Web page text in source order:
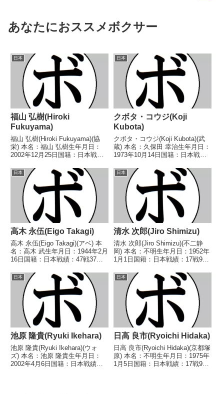
あなたにおススメボクサー
日本
福山 弘樹(Hiroki
Fukuyama)
福山 弘樹(Hiroki Fukuyama)(協
栄) 本名：福山 弘樹生年月日：
2002年12月25日国籍：日本戦
なし 【戦歴】2022/09/11 ○4R
判定 3-0(39-37、39-37、39-37)...
日本
クボタ・コウジ(Koji
Kubota)
クボタ・コウジ(Koji Kubota)(武
蔵) 本名：久保田 幸治生年月日：
1973年10月14日国籍：日本戦
タイトル】なし 【戦歴】
1992/04/21 ●4R判定 (採点不
明) 竹内 元康(陽光...
日本
高木 永伍(Eigo Takagi)
高木 永伍(Eigo Takagi)(アベ) 本
名：高木 武生年月日：1944年2月
16日国籍：日本戦績：47戦37勝
1964年度全日本フライ級新人王
第22代日本バンタム級王座 【戦
歴】1963/09/0...
日本
清水 次郎(Jiro Shimizu)
清水 次郎(Jiro Shimizu)(不二静
岡) 本名：不明生年月日：1952年
1月1日国籍：日本戦績：17戦9勝
1971年度中日本バンタム級新人
王中部日本バンタム級王座 【戦
歴】1970/03/19 ...
日本
池原 隆貴(Ryuki Ikehara)
池原 隆貴(Ryuki Ikehara)(ウォ
ズ) 本名：池原 隆貴生年月日：
2002年4月6日国籍：日本戦績：6
日本
日高 良市(Ryoichi Hidaka)
日高 良市(Ryoichi Hidaka)(京都塚
原) 本名：不明生年月日：1975年
1月5日国籍：日本戦績：17戦9勝